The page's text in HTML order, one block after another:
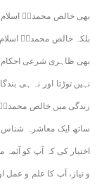
بھی خالص محمدیؐ اسلام
بلکہ خالص محمدیؐ اسلام
بھی ظاہری شرعی احکام
نہیں توڑتا اور نہ ہی
زندگی میں خالص محمدیؐ
ساتھ ایک معاشرہ
اختیار کی کہ آپ کو
و نیاز، آپ کا علم و عمل